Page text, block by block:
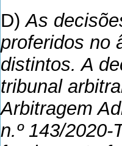
D)As
proferidos no
distintos. A
tribunal
Arbitragem
n.º 143/